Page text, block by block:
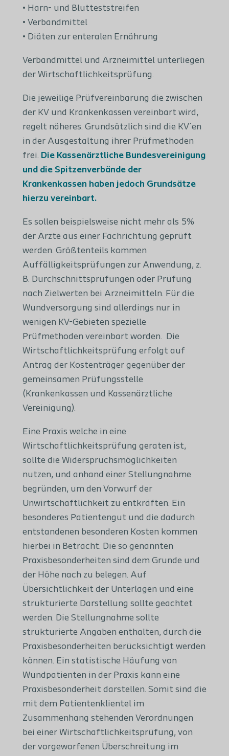
• Harn- und Blutteststreifen
• Verbandmittel
• Diäten zur enteralen Ernährung
Verbandmittel und Arzneimittel unterliegen
der Wirtschaftlichkeitsprüfung.
Die jeweilige Prüfvereinbarung die zwischen
der KV und Krankenkassen vereinbart wird,
regelt näheres. Grundsätzlich sind die KV´en
in der Ausgestaltung ihrer Prüfmethoden
frei. Die Kassenärztliche Bundesvereinigung
und die Spitzenverbände der
Krankenkassen haben jedoch Grundsätze
hierzu vereinbart.
Es sollen beispielsweise nicht mehr als 5%
der Ärzte aus einer Fachrichtung geprüft
werden. Größtenteils kommen
Auffälligkeitsprüfungen zur Anwendung, z.
B. Durchschnittsprüfungen oder Prüfung
nach Zielwerten bei Arzneimitteln. Für die
Wundversorgung sind allerdings nur in
wenigen KV-Gebieten spezielle
Prüfmethoden vereinbart worden. Die
Wirtschaftlichkeitsprüfung erfolgt auf
Antrag der Kostenträger gegenüber der
gemeinsamen Prüfungsstelle
(Krankenkassen und Kassenärztliche
Vereinigung).
Eine Praxis welche in eine
Wirtschaftlichkeitsprüfung geraten ist,
sollte die Widerspruchsmöglichkeiten
nutzen, und anhand einer Stellungnahme
begründen, um den Vorwurf der
Unwirtschaftlichkeit zu entkräften. Ein
besonderes Patientengut und die dadurch
entstandenen besonderen Kosten kommen
hierbei in Betracht. Die so genannten
Praxisbesonderheiten sind dem Grunde und
der Höhe nach zu belegen. Auf
Übersichtlichkeit der Unterlagen und eine
strukturierte Darstellung sollte geachtet
werden. Die Stellungnahme sollte
strukturierte Angaben enthalten, durch die
Praxisbesonderheiten berücksichtigt werden
können. Ein statistische Häufung von
Wundpatienten in der Praxis kann eine
Praxisbesonderheit darstellen. Somit sind die
mit dem Patientenklientel im
Zusammenhang stehenden Verordnungen
bei einer Wirtschaftlichkeitsprüfung, von
der vorgeworfenen Überschreitung im